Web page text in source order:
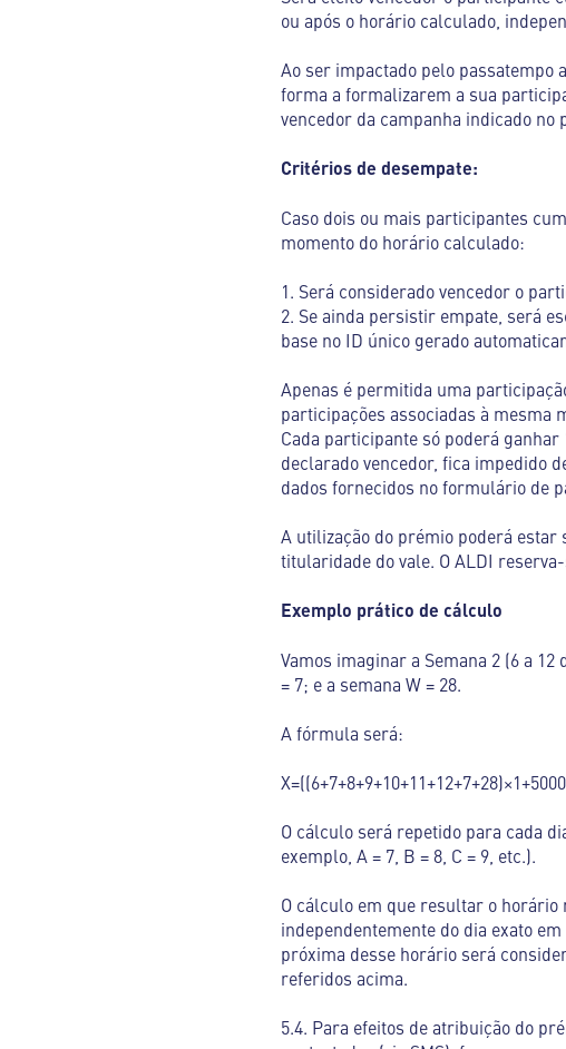
ou após o horário calculado,
Ao ser impactado pelo passatempo
forma a formalizarem a sua
vencedor da campanha indicado no
Critérios de desempate:
Caso dois ou mais participantes
momento do horário calculado:
1. Será considerado vencedor o
2. Se ainda persistir empate, será
base no ID único gerado
Apenas é permitida uma
participações associadas à mesma
Cada participante só poderá
declarado vencedor, fica impedido
dados fornecidos no formulário de
A utilização do prémio poderá estar
titularidade do vale. O ALDI
Exemplo prático de cálculo
Vamos imaginar a Semana 2 (6 a
= 7; e a semana W = 28.
A fórmula será:
O cálculo será repetido para cada
exemplo, A = 7, B = 8, C = 9, etc.).
O cálculo em que resultar o
independentemente do dia exato
próxima desse horário será
referidos acima.
5.4. Para efeitos de atribuição do